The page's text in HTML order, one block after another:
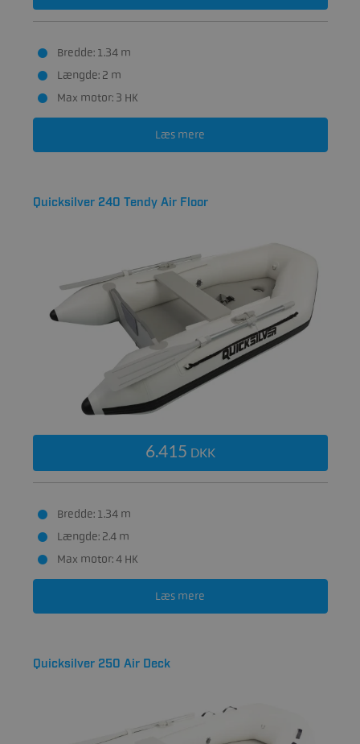
Bredde: 1.34 m
Længde: 2 m
Max motor: 3 HK
Læs mere
Quicksilver 240 Tendy Air Floor
6.415 DKK
Bredde: 1.34 m
Længde: 2.4 m
Max motor: 4 HK
Læs mere
Quicksilver 250 Air Deck